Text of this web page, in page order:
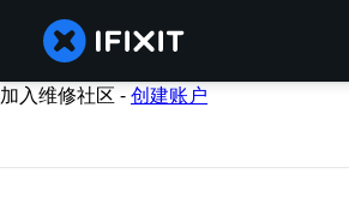
加入维修社区 -创建账户